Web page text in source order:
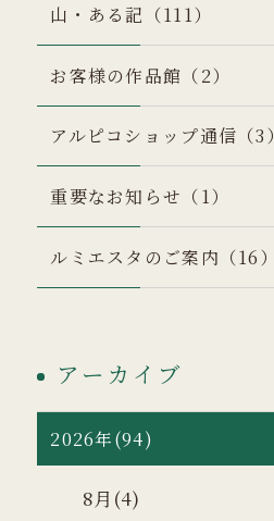
山・ある記（111）
お客様の作品館（2）
アルピコショップ通信（3）
重要なお知らせ（1）
ルミエスタのご案内（16）
アーカイブ
2026年(94)
8月(4)